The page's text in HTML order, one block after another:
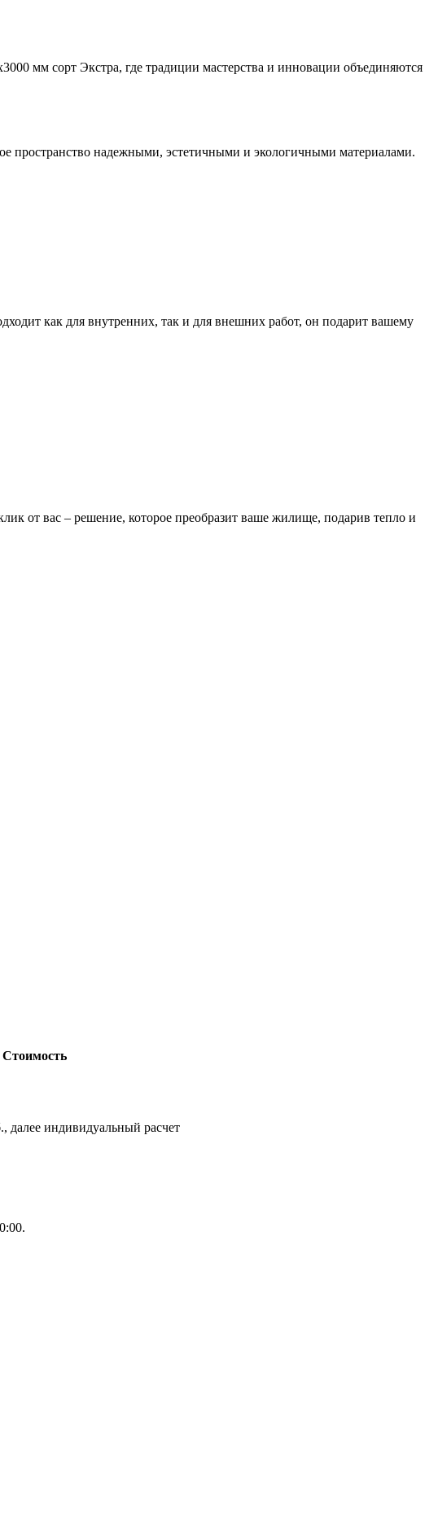
мм сорт Экстра, где традиции мастерства и инновации объединяются
пространство надежными, эстетичными и экологичными материалами.
как для внутренних, так и для внешних работ, он подарит вашему
от вас – решение, которое преобразит ваше жилище, подарив тепло и
Стоимость
далее индивидуальный расчет